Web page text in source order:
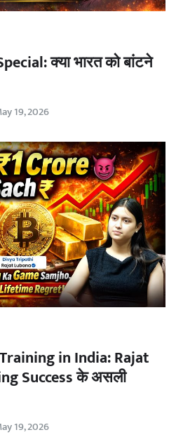
क्या भारत को बांटने
19, 2026
in India: Rajat
Success के असली
19, 2026